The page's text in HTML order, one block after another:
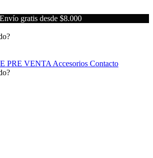
Envío gratis desde $8.000
PRE VENTA Accesorios Contacto